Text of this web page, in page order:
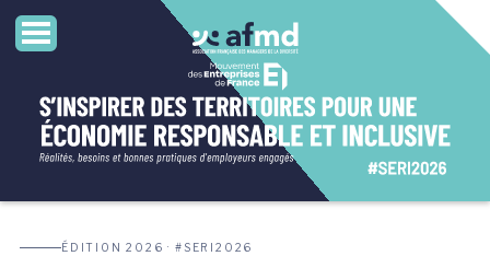
ÉDITION 2026 · #SERI2026